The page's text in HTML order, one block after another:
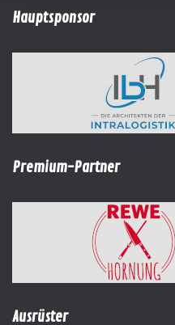
Hauptsponsor
Premium-Partner
Ausrüster